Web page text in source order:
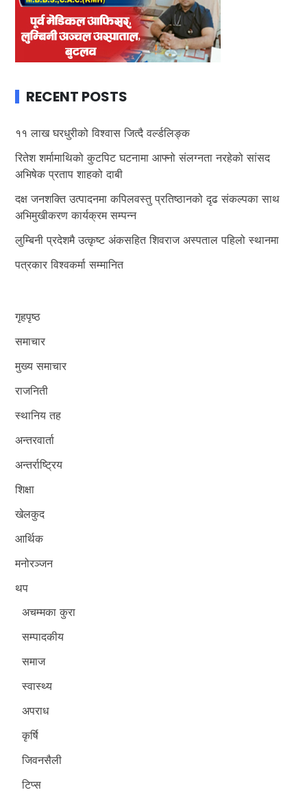
RECENT POSTS
११ लाख घरधुरीको विश्वास जित्दै वर्ल्डलिङ्क
रितेश शर्मामाथिको कुटपिट घटनामा आफ्नो संलग्नता नरहेको सांसद
अभिषेक प्रताप शाहको दाबी
दक्ष जनशक्ति उत्पादनमा कपिलवस्तु प्रतिष्ठानको दृढ संकल्पका साथ
अभिमुखीकरण कार्यक्रम सम्पन्न
लुम्बिनी प्रदेशमै उत्कृष्ट अंकसहित शिवराज अस्पताल पहिलो स्थानमा
पत्रकार विश्वकर्मा सम्मानित
गृहपृष्ठ
समाचार
मुख्य समाचार
राजनिती
स्थानिय तह
अन्तरवार्ता
अन्तर्राष्ट्रिय
शिक्षा
खेलकुद
आर्थिक
मनोरञ्जन
थप
अचम्मका कुरा
सम्पादकीय
समाज
स्वास्थ्य
अपराध
कृर्षि
जिवनसैली
टिप्स